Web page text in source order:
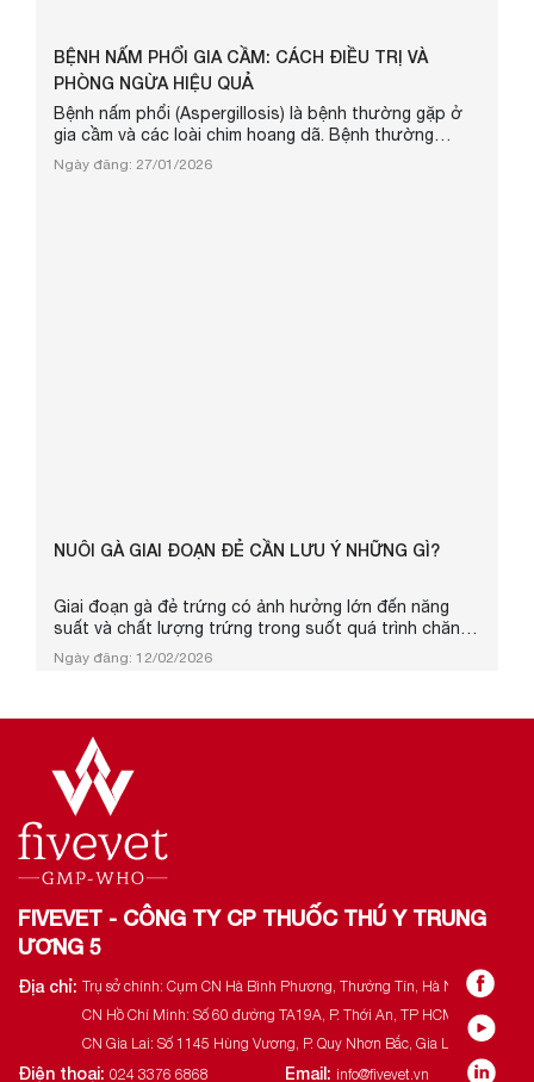
BỆNH NẤM PHỔI GIA CẦM: CÁCH ĐIỀU TRỊ VÀ
PHÒNG NGỪA HIỆU QUẢ
Bệnh nấm phổi (Aspergillosis) là bệnh thường gặp ở
gia cầm và các loài chim hoang dã. Bệnh thường
không gây chết hàng loạt như một số bệnh truyền
nhiễm cấp tính khác, nhưng lại khiến gia cầm gầy yếu,
Ngày đăng: 27/01/2026
NUÔI GÀ GIAI ĐOẠN ĐẺ CẦN LƯU Ý NHỮNG GÌ?
Giai đoạn gà đẻ trứng có ảnh hưởng lớn đến năng
suất và chất lượng trứng trong suốt quá trình chăn
nuôi. Nếu quản lý và chăm sóc chưa phù hợp, gà dễ bị
stress, giảm ăn, đẻ không đều hoặc nhanh xuống sức.
có thêm nhiều thông tin, để áp dụng, phù hợp với điều
kiện chăn ...
Ngày đăng: 12/02/2026
FIVEVET - CÔNG TY CP THUỐC THÚ Y TRUNG
ƯƠNG 5
Địa chỉ: Trụ sở chính: Cụm CN Hà Bình Phương, Thường Tín, Hà Nội.
CN Hồ Chí Minh: Số 60 đường TA19A, P. Thới An, TP HCM.
CN Gia Lai: Số 1145 Hùng Vương, P. Quy Nhơn Bắc, Gia Lai.
Điện thoại: 024 3376 6868 Email: info@fivevet.vn